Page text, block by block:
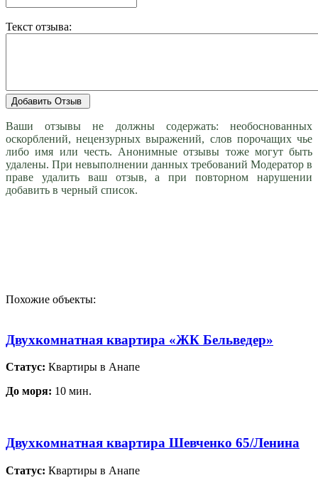
Текст отзыва:
Ваши отзывы не должны содержать: необоснованных
оскорблений, нецензурных выражений, слов порочащих чье
либо имя или честь. Анонимные отзывы тоже могут быть
удалены. При невыполнении данных требований Модератор в
праве удалить ваш отзыв, а при повторном нарушении
добавить в черный список.
Похожие объекты:
Двухкомнатная квартира «ЖК Бельведер»
Статус: Квартиры в Анапе
До моря: 10 мин.
Двухкомнатная квартира Шевченко 65/Ленина
Статус: Квартиры в Анапе